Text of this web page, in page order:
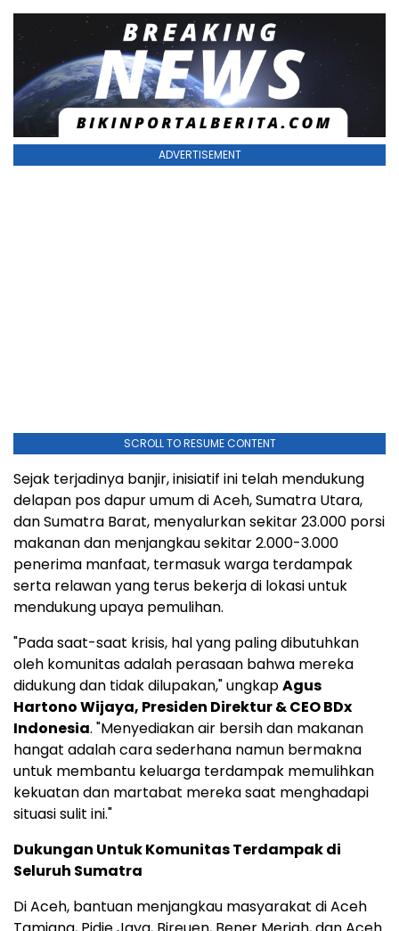
ADVERTISEMENT
SCROLL TO RESUME CONTENT
Sejak terjadinya banjir, inisiatif ini telah mendukung
delapan pos dapur umum di Aceh, Sumatra Utara,
dan Sumatra Barat, menyalurkan sekitar 23.000 porsi
makanan dan menjangkau sekitar 2.000-3.000
penerima manfaat, termasuk warga terdampak
serta relawan yang terus bekerja di lokasi untuk
mendukung upaya pemulihan.
"Pada saat-saat krisis, hal yang paling dibutuhkan
oleh komunitas adalah perasaan bahwa mereka
didukung dan tidak dilupakan," ungkapAgus
Hartono Wijaya, Presiden Direktur & CEO BDx
Indonesia. "Menyediakan air bersih dan makanan
hangat adalah cara sederhana namun bermakna
untuk membantu keluarga terdampak memulihkan
kekuatan dan martabat mereka saat menghadapi
situasi sulit ini."
Dukungan Untuk Komunitas Terdampak di
Seluruh Sumatra
Di Aceh, bantuan menjangkau masyarakat di Aceh